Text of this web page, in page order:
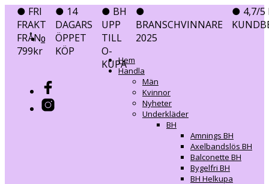
● FRI
FRAKT
FRÅN
799kr
● 14
DAGARS
ÖPPET
KÖP
● BH
UPP
TILL
O-
KUPA
●
BRANSCHVINNARE
2025
● 4,7/5
0
0
Hem
Handla
Män
Kvinnor
Nyheter
Underkläder
BH
Amnings BH
Axelbandslös BH
Balconette BH
Bygelfri BH
BH Helkupa